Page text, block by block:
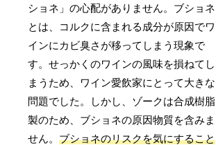
ショネ」の心配がありません。ブショネ
とは、コルクに含まれる成分が原因でワ
インにカビ臭さが移ってしまう現象で
す。せっかくのワインの風味を損ねてし
まうため、ワイン愛飲家にとって大きな
問題でした。しかし、ゾークは合成樹脂
製のため、ブショネの原因物質を含みま
せん。ブショネのリスクを気にすること